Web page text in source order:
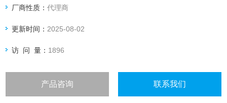
厂商性质：代理商
更新时间： 2025-08-02
访 问 量： 1896
产品咨询 联系我们